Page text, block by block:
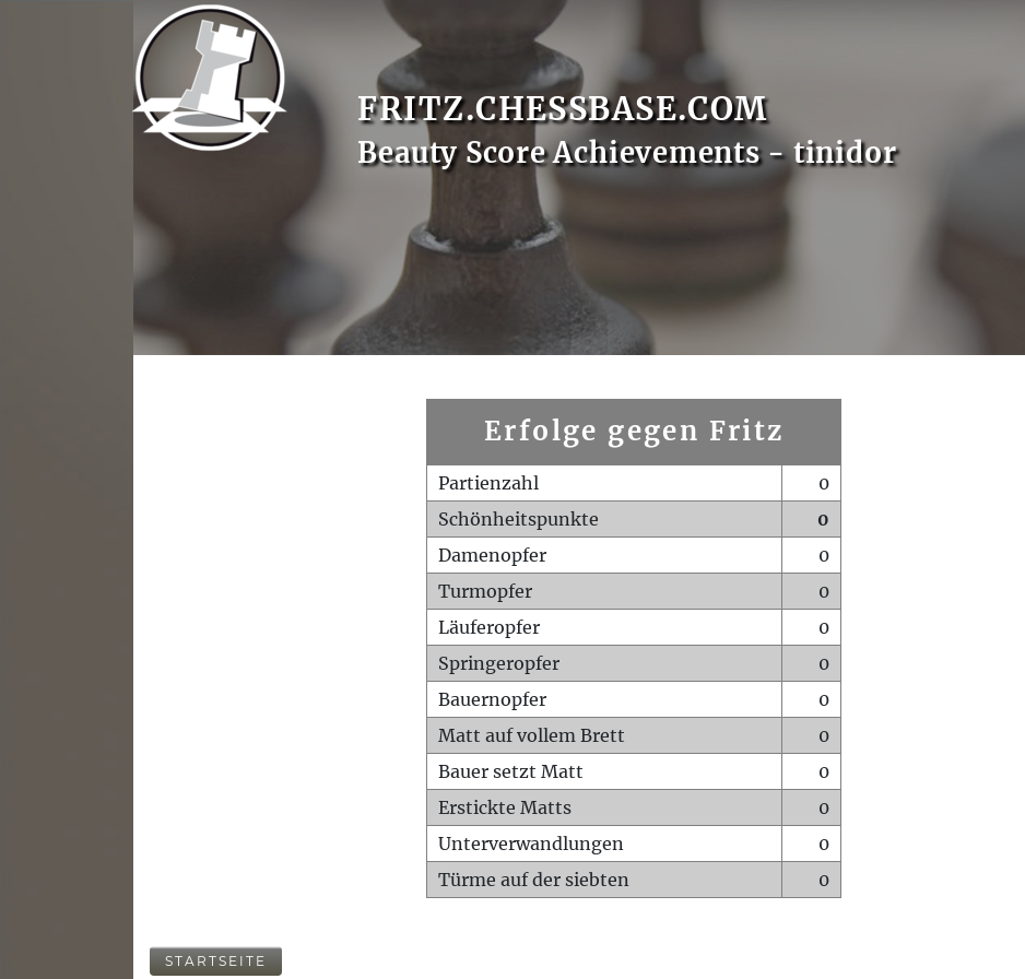
FRITZ.CHESSBASE.COM
Beauty Score Achievements - tinidor
Erfolge gegen Fritz
Partienzahl
0
Schönheitspunkte
0
Damenopfer
0
Turmopfer
0
Läuferopfer
0
Springeropfer
0
Bauernopfer
0
Matt auf vollem Brett
0
Bauer setzt Matt
0
Erstickte Matts
0
Unterverwandlungen
0
Türme auf der siebten
0
STARTSEITE